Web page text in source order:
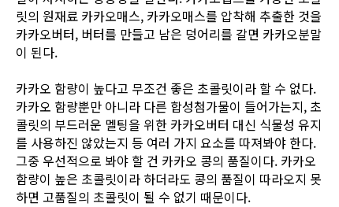
릿의 원재료 카카오매스, 카카오매스를 압착해 추출한 것을
카카오버터, 버터를 만들고 남은 덩어리를 갈면 카카오분말
이 된다.
카카오 함량이 높다고 무조건 좋은 초콜릿이라 할 수 없다.
카카오 함량뿐만 아니라 다른 합성첨가물이 들어가는지, 초
콜릿의 부드러운 멜팅을 위한 카카오버터 대신 식물성 유지
를 사용하진 않았는지 등 여러 가지 요소를 따져봐야 한다.
그중 우선적으로 봐야 할 건 카카오 콩의 품질이다. 카카오
함량이 높은 초콜릿이라 하더라도 콩의 품질이 따라오지 못
하면 고품질의 초콜릿이 될 수 없기 때문이다.